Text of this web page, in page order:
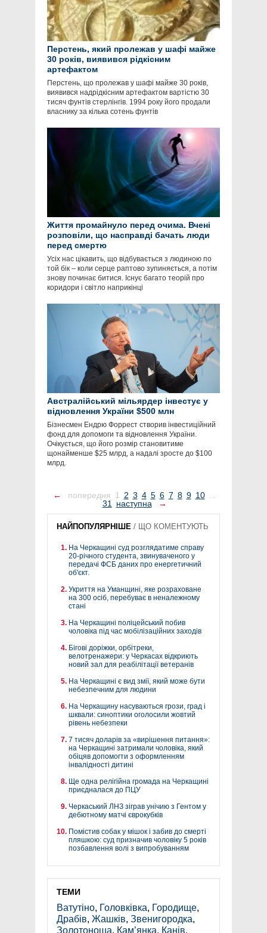
Перстень, який пролежав у шафі майже
30 років, виявився рідкісним
артефактом
Перстень, що пролежав у шафі майже 30 років,
виявився надрідкісним артефактом вартістю 30
тисяч фунтів стерлінгів. 1994 року його продали
власнику за кілька сотень фунтів
Життя промайнуло перед очима. Вчені
розповіли, що насправді бачать люди
перед смертю
Усіх нас цікавить, що відбувається з людиною по
той бік – коли серце раптово зупиняється, а потім
знову починає битися. Існує багато теорій про
коридори і світло наприкінці
Австралійський мільярдер інвестує у
відновлення України $500 млн
Бізнесмен Ендрю Форрест створив інвестиційний
фонд для допомоги та відновлення України.
Очікується, що його розмір становитиме
щонайменше $25 млрд, а надалі зросте до $100
млрд.
← попередня 1 2 3 4 5 6 7 8 9 10 ...
31 наступна →
НАЙПОПУЛЯРНІШЕ / ЩО КОМЕНТУЮТЬ
На Черкащині суд розглядатиме справу
20-річного студента, звинуваченого у
передачі ФСБ даних про енергетичний
об'єкт.
Укриття на Уманщині, яке розраховане
на 300 осіб, перебуває в неналежному
стані
На Черкащині поліцейський побив
чоловіка під час мобілізаційних заходів
Бігові доріжки, орбітреки,
велотренажери: у Черкасах відкриють
новий зал для реабілітації ветеранів
На Черкащині є вид змії, який може бути
небезпечним для людини
На Черкащину насуваються грози, град і
шквали: синоптики оголосили жовтий
рівень небезпеки
7 тисяч доларів за «вирішення питання»:
на Черкащині затримали чоловіка, який
обіцяв допомогти з оформленням
інвалідності дитині
Ще одна релігійна громада на Черкащині
приєдналася до ПЦУ
Черкаський ЛНЗ зіграв унічию з Гентом у
дебютному матчі єврокубків
Помістив собак у мішок і забив до смерті
пляшкою: суд призначив чоловіку 5 років
позбавлення волі з випробуванням
ТЕМИ
Ватутіно, Головківка, Городище,
Драбів, Жашків, Звенигородка,
Золотоноша, Кам’янка, Канів,